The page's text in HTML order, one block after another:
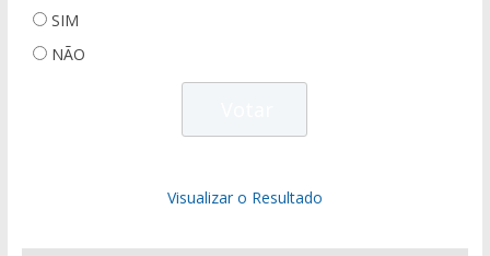
SIM
NÃO
Visualizar o Resultado